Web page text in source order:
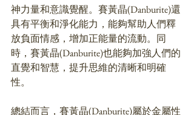
神力量和意識覺醒。賽黃晶(Danburite)還
具有平衡和淨化能力，能夠幫助人們釋
放負面情感，增加正能量的流動。同
時，賽黃晶(Danburite)也能夠加強人們的
直覺和智慧，提升思維的清晰和明確
性。
總結而言，賽黃晶(Danburite)屬於金屬性